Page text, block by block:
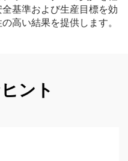
基準および生産目標を効
高い結果を提供します。
ント